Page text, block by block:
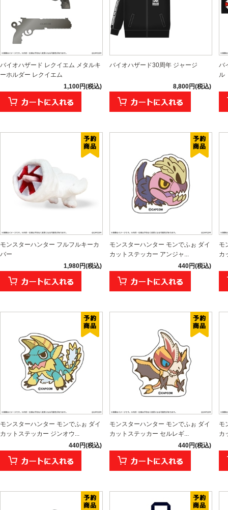
バイオハザード レクイエム メタルキ
ーホルダー レクイエム
1,100円(税込)
バイオハザード30周年 ジャージ
8,800円(税込)
バ
ル
モンスターハンター フルフルキーカ
バー
1,980円(税込)
モンスターハンター モンでふぉ ダイ
カットステッカー アンジャ...
440円(税込)
モ
カ
モンスターハンター モンでふぉ ダイ
カットステッカー ジンオウ...
440円(税込)
モンスターハンター モンでふぉ ダイ
カットステッカー セルレギ...
440円(税込)
モ
カ